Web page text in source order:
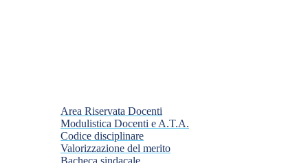
Area Riservata Docenti
Modulistica Docenti e A.T.A.
Codice disciplinare
Valorizzazione del merito